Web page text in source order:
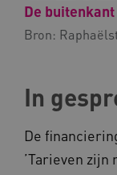
De
Bron:
In
De
’Tarieven